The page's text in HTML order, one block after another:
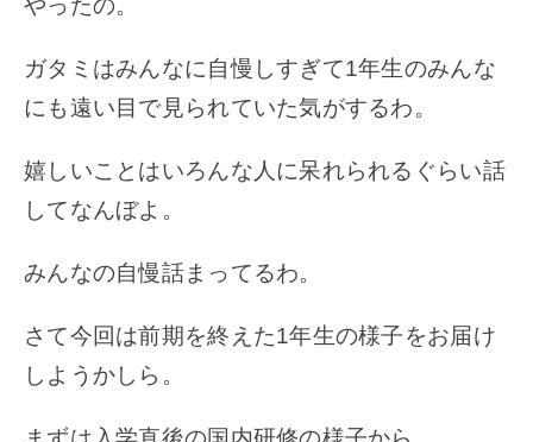
やったの。
ガタミはみんなに自慢しすぎて1年生のみんな
にも遠い目で見られていた気がするわ。
嬉しいことはいろんな人に呆れられるぐらい話
してなんぼよ。
みんなの自慢話まってるわ。
さて今回は前期を終えた1年生の様子をお届け
しようかしら。